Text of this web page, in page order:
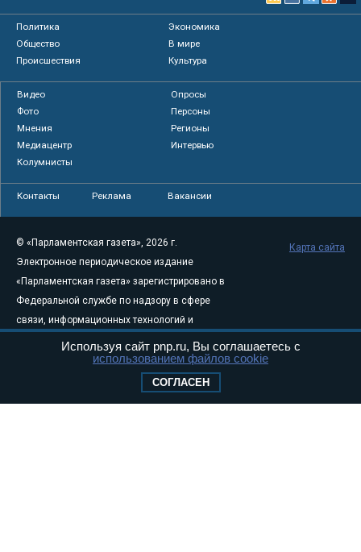
Политика
Экономика
Общество
В мире
Происшествия
Культура
Видео
Опросы
Фото
Персоны
Мнения
Регионы
Медиацентр
Интервью
Колумнисты
Контакты Реклама Вакансии
© «Парламентская газета», 2026 г.
Электронное периодическое издание
«Парламентская газета» зарегистрировано в
Федеральной службе по надзору в сфере
связи, информационных технологий и
августа 2011 года. 18+
Свидетельство о регистрации Эл № ФС77-
Карта сайта
Используя сайт pnp.ru, Вы соглашаетесь с
использованием файлов cookie
СОГЛАСЕН